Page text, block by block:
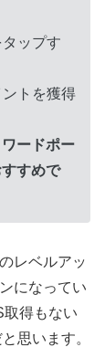
ップす
トを獲得
ードポー
すめで
レベルアッ
になってい
取得もない
思います。